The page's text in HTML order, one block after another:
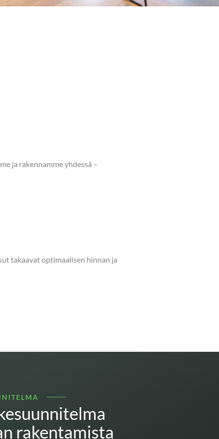
ja rakennamme yhdessä –
takaavat optimaalisen hinnan ja
rakentamista